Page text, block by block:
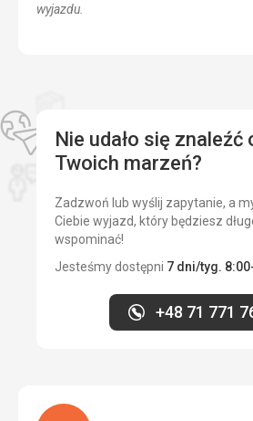
wyjazdu.
Nie udało się
Twoich marzeń?
Zadzwoń lub wyślij zapytanie, a
Ciebie wyjazd, który będziesz
wspominać!
Jesteśmy dostępni 7 dni/tyg.
+48 71 771
Ładuję